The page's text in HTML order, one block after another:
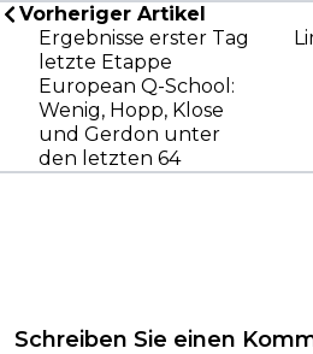
Vorheriger Artikel
Ergebnisse erster Tag
letzte Etappe
European Q-School:
Wenig, Hopp, Klose
und Gerdon unter
den letzten 64
Schreiben Sie einen